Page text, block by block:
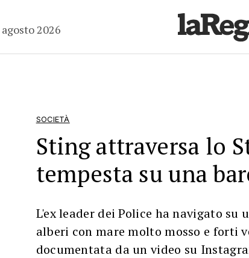
2026
SOCIETÀ
Sting attraversa lo
tempesta su una
L'ex leader dei Police ha navigato su
alberi con mare molto mosso e forti
documentata da un video su